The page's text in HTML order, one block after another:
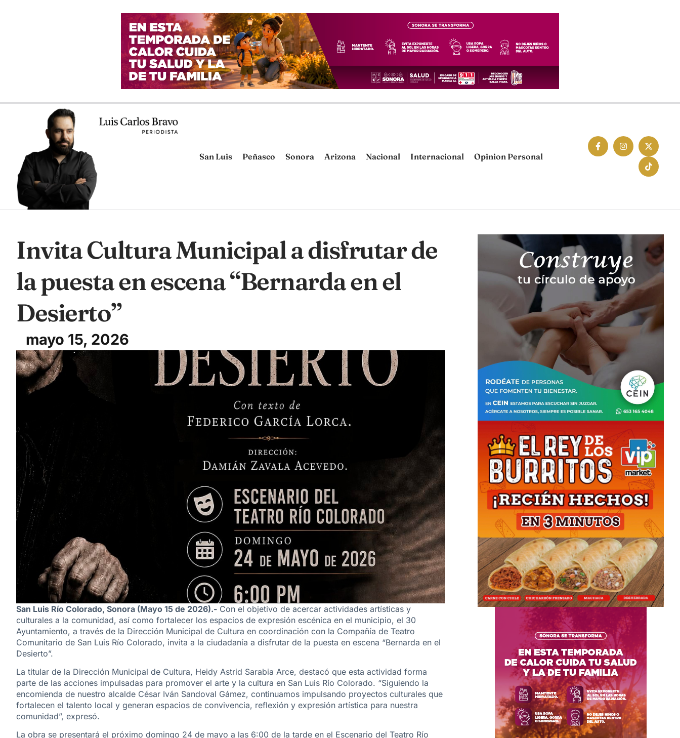
San Luis Peñasco Sonora Arizona Nacional Internacional Opinion Personal
Invita Cultura Municipal a disfrutar de
la puesta en escena “Bernarda en el
Desierto”
mayo 15, 2026
San Luis Río Colorado, Sonora (Mayo 15 de 2026).- Con el objetivo de acercar actividades artísticas y
culturales a la comunidad, así como fortalecer los espacios de expresión escénica en el municipio, el 30
Ayuntamiento, a través de la Dirección Municipal de Cultura en coordinación con la Compañía de Teatro
Comunitario de San Luis Río Colorado, invita a la ciudadanía a disfrutar de la puesta en escena “Bernarda en el
Desierto”.
La titular de la Dirección Municipal de Cultura, Heidy Astrid Sarabia Arce, destacó que esta actividad forma
parte de las acciones impulsadas para promover el arte y la cultura en San Luis Río Colorado. “Siguiendo la
encomienda de nuestro alcalde César Iván Sandoval Gámez, continuamos impulsando proyectos culturales que
fortalecen el talento local y generan espacios de convivencia, reflexión y expresión artística para nuestra
comunidad”, expresó.
La obra se presentará el próximo domingo 24 de mayo a las 6:00 de la tarde en el Escenario del Teatro Río